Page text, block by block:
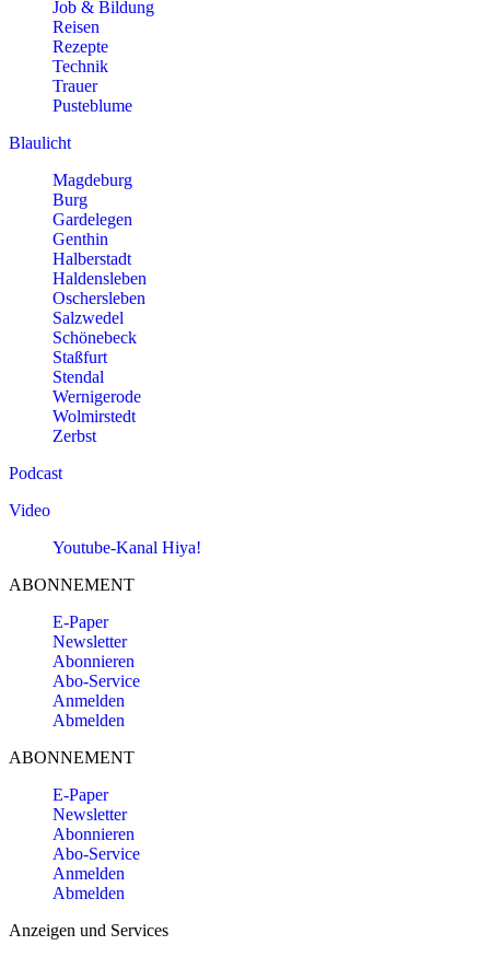
Job & Bildung
Reisen
Rezepte
Technik
Trauer
Pusteblume
Blaulicht
Magdeburg
Burg
Gardelegen
Genthin
Halberstadt
Haldensleben
Oschersleben
Salzwedel
Schönebeck
Staßfurt
Stendal
Wernigerode
Wolmirstedt
Zerbst
Podcast
Video
Youtube-Kanal Hiya!
ABONNEMENT
E-Paper
Newsletter
Abonnieren
Abo-Service
Anmelden
Abmelden
ABONNEMENT
E-Paper
Newsletter
Abonnieren
Abo-Service
Anmelden
Abmelden
Anzeigen und Services